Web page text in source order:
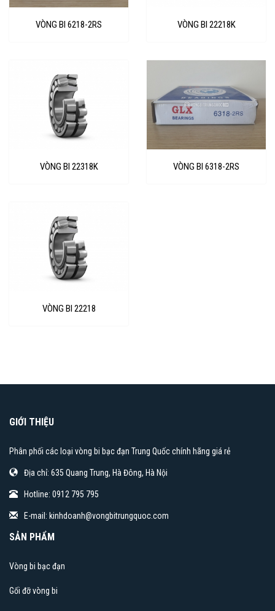
VÒNG BI 6218-2RS VÒNG BI 22218K
VÒNG BI 22318K VÒNG BI 6318-2RS
VÒNG BI 22218
GIỚI THIỆU
Phân phối các loại vòng bi bạc đạn Trung Quốc chính hãng giá rẻ
Địa chỉ: 635 Quang Trung, Hà Đông, Hà Nội
Hotline: 0912 795 795
E-mail: kinhdoanh@vongbitrungquoc.com
SẢN PHẨM
Vòng bi bạc đạn
Gối đỡ vòng bi